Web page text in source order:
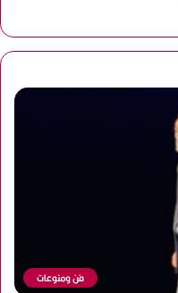
فن ومنوعات